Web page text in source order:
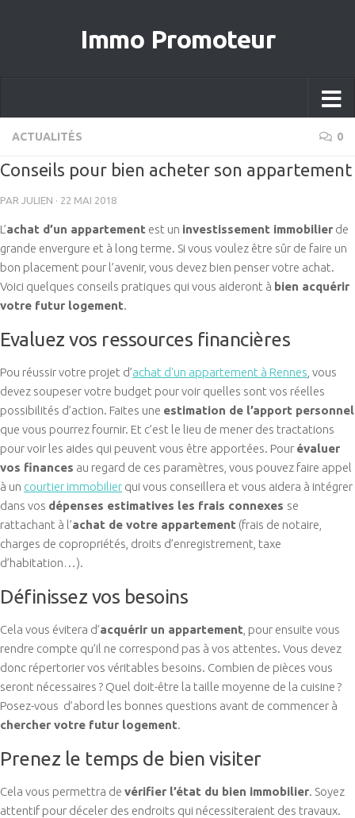
Immo Promoteur
ACTUALITÉS 0
Conseils pour bien acheter son appartement
PAR JULIEN · 22 MAI 2018
L’achat d’un appartement est un investissement immobilier de
grande envergure et à long terme. Si vous voulez être sûr de faire un
bon placement pour l’avenir, vous devez bien penser votre achat.
Voici quelques conseils pratiques qui vous aideront à bien acquérir
votre futur logement.
Evaluez vos ressources financières
Pou réussir votre projet d’achat d'un appartement à Rennes , vous
devez soupeser votre budget pour voir quelles sont vos réelles
possibilités d’action. Faites une estimation de l’apport personnel
que vous pourrez fournir. Et c’est le lieu de mener des tractations
pour voir les aides qui peuvent vous être apportées. Pour évaluer
vos finances au regard de ces paramètres, vous pouvez faire appel
à un courtier immobilier qui vous conseillera et vous aidera à intégrer
dans vos dépenses estimatives les frais connexes se
rattachant à l’achat de votre appartement (frais de notaire,
charges de copropriétés, droits d’enregistrement, taxe
d’habitation…).
Définissez vos besoins
Cela vous évitera d’acquérir un appartement , pour ensuite vous
rendre compte qu’il ne correspond pas à vos attentes. Vous devez
donc répertorier vos véritables besoins. Combien de pièces vous
seront nécessaires ? Quel doit-être la taille moyenne de la cuisine ?
Posez-vous d’abord les bonnes questions avant de commencer à
chercher votre futur logement.
Prenez le temps de bien visiter
Cela vous permettra de vérifier l’état du bien immobilier. Soyez
attentif pour déceler des endroits qui nécessiteraient des travaux.